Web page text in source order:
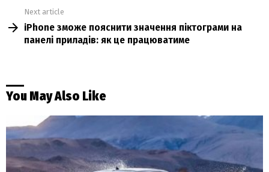
Next article
iPhone зможе пояснити значення піктограми на
панелі приладів: як це працюватиме
You May Also Like